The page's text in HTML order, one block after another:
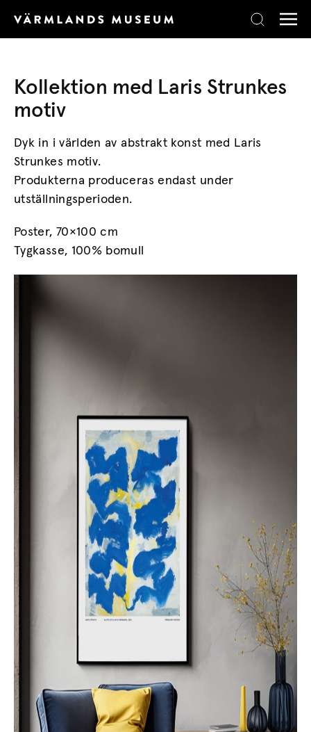
Kollektion med Laris Strunkes
motiv
Dyk in i världen av abstrakt konst med Laris
Strunkes motiv.
Produkterna produceras endast under
utställningsperioden.
Poster, 70×100 cm
Tygkasse, 100% bomull